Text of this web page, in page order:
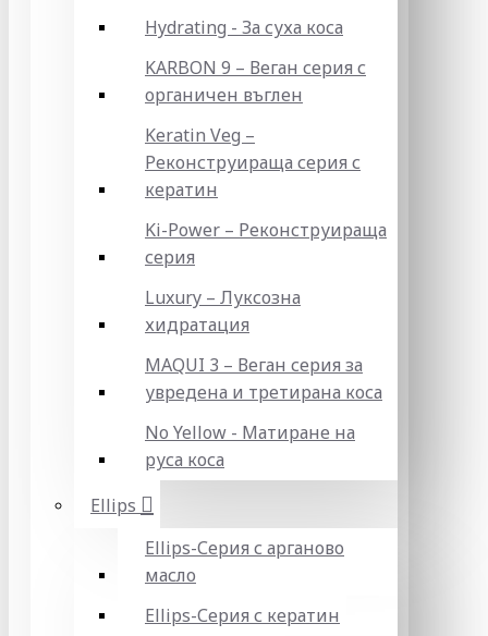
Hydrating - За суха коса
KARBON 9 – Веган серия с
органичен въглен
Keratin Veg –
Реконструираща серия с
кератин
Ki-Power – Реконструираща
серия
Luxury – Луксозна
хидратация
MAQUI 3 – Веган серия за
увредена и третирана коса
No Yellow - Матиране на
руса коса
Ellips
Ellips-Серия с арганово
масло
Ellips-Серия с кератин